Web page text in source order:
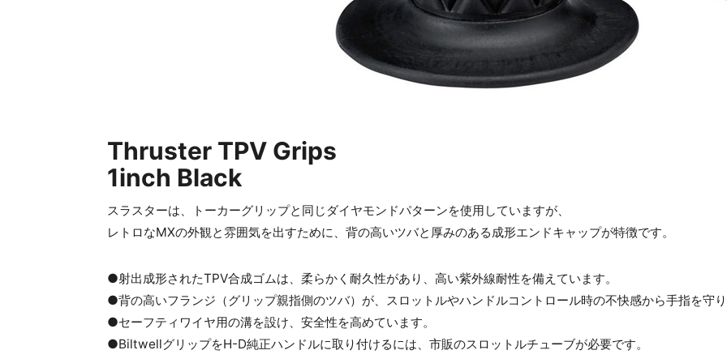
Thruster TPV Grips
1inch Black
スラスターは、トーカーグリップと同じダイヤモンドパターンを使用していますが、
レトロなMXの外観と雰囲気を出すために、背の高いツバと厚みのある成形エンドキャップが特徴です。
●射出成形されたTPV合成ゴムは、柔らかく耐久性があり、高い紫外線耐性を備えています。
●背の高いフランジ（グリップ親指側のツバ）が、スロットルやハンドルコントロール時の不快感から手指を守
●セーフティワイヤ用の溝を設け、安全性を高めています。
●BiltwellグリップをH-D純正ハンドルに取り付けるには、市販のスロットルチューブが必要です。